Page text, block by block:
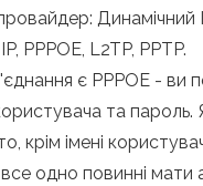
Динамічний
PPPOE, L2TP, PPTP.
є PPPOE - ви
та
крім імені
одно повинні мати